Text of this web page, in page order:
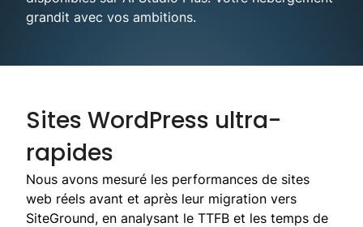
grandit avec vos ambitions.
Sites WordPress ultra-
rapides
Nous avons mesuré les performances de sites
web réels avant et après leur migration vers
SiteGround, en analysant le TTFB et les temps de